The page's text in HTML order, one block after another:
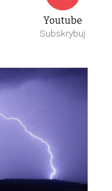
Youtube
Subskrybuj